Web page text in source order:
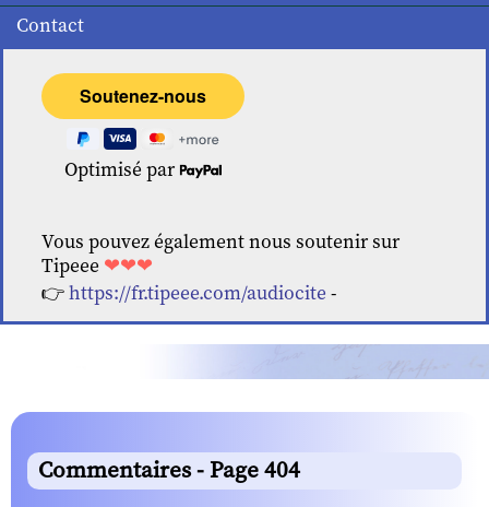
Contact
Optimisé par
Vous pouvez également nous soutenir sur
Tipeee ❤❤❤
👉https://fr.tipeee.com/audiocite -
Commentaires - Page 404